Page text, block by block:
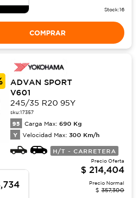
Stock:16
COMPRAR
ADVAN SPORT
V601
245/35 R20 95Y
sku:17357
95 Carga Max: 690 Kg
Y Velocidad Max: 300 Km/h
H/T - CARRETERA
Precio Oferta
$ 214,404
Precio Normal
$ 357,300